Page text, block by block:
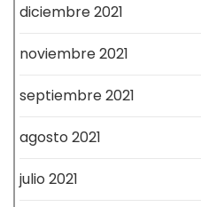
diciembre 2021
noviembre 2021
septiembre 2021
agosto 2021
julio 2021